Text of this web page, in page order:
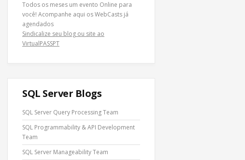
Todos os meses um evento Online para
você! Acompanhe aqui os WebCasts já
agendados
Sindicalize seu blog ou site ao
VirtualPASSPT
SQL Server Blogs
SQL Server Query Processing Team
SQL Programmability & API Development
Team
SQL Server Manageability Team